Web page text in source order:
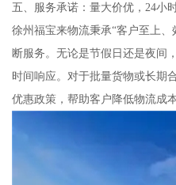
五、服务承诺：量大价优，24小
徐州福宝来物流秉承“客户至上
断服务。无论是节假日还是夜间
时间响应。对于批量货物或长期
优惠政策，帮助客户降低物流成本